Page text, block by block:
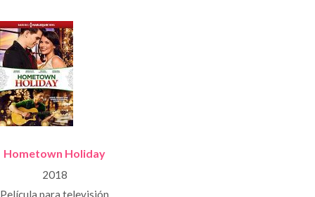
Hometown Holiday
2018
Película para televisión